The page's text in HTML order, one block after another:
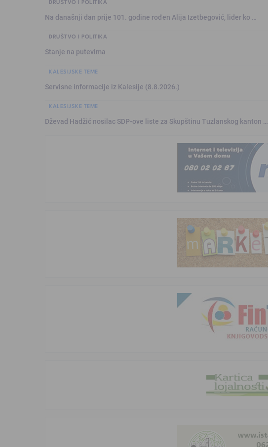
DRUŠTVO I POLITIKA
Na današnji dan prije 101. godine rođen Alija Izetbegović, lider ko …
DRUŠTVO I POLITIKA
Stanje na putevima
KALESIJSKE TEME
Servisne informacije iz Kalesije (8.8.2026.)
KALESIJSKE TEME
Dževad Hadžić nosilac SDP-ove liste za Skupštinu Tuzlanskog kanton …